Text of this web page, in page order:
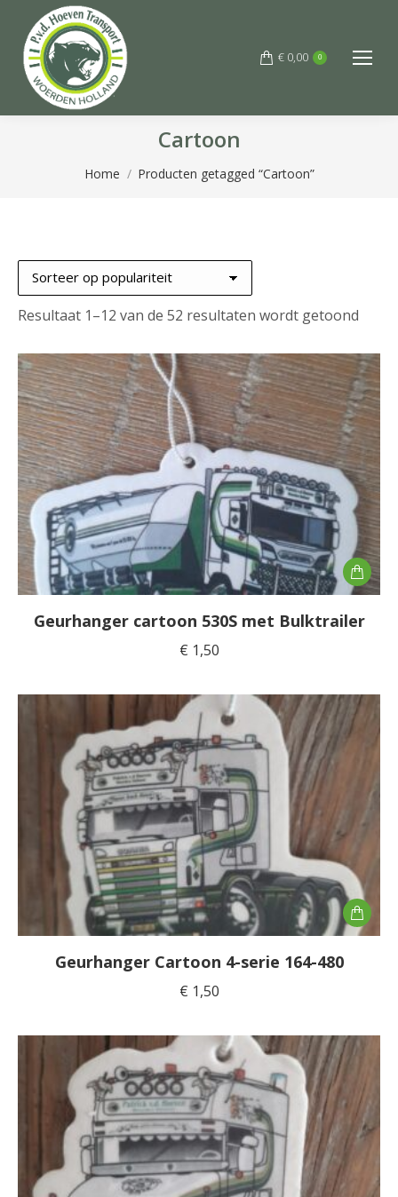
€ 0,00 0
Cartoon
Je bent hier:
Home Producten getagged “Cartoon”
Resultaat 1–12 van de 52 resultaten wordt getoond
Geurhanger cartoon 530S met Bulktrailer
€ 1,50
Geurhanger Cartoon 4-serie 164-480
€ 1,50